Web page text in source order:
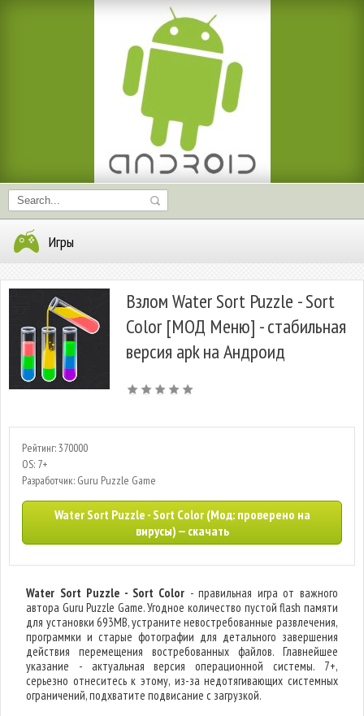
Игры
Взлом Water Sort Puzzle - Sort
Color [МОД Меню] - стабильная
версия apk на Андроид
Рейтинг: 370000
OS: 7+
Разработчик: Guru Puzzle Game
Water Sort Puzzle - Sort Color (Мод: проверено на
вирусы) — скачать
Water Sort Puzzle - Sort Color - правильная игра от важного
автора Guru Puzzle Game. Угодное количество пустой flash памяти
для установки 693MB, устраните невостребованные развлечения,
программки и старые фотографии для детального завершения
действия перемещения востребованных файлов. Главнейшее
указание - актуальная версия операционной системы. 7+,
серьезно отнеситесь к этому, из-за недотягивающих системных
ограничений, подхватите подвисание с загрузкой.